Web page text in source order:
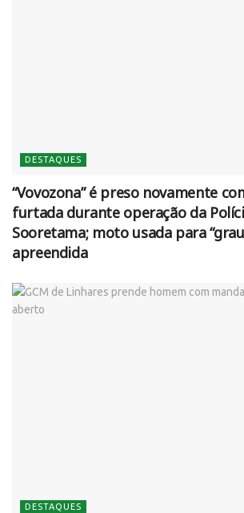
DESTAQUES
“Vovozona” é preso novamente
furtada durante operação da
Sooretama; moto usada para
apreendida
DESTAQUES